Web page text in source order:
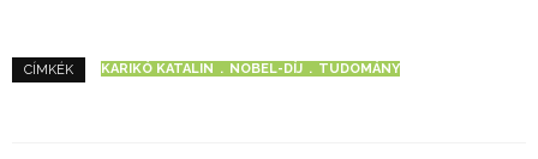
CÍMKÉK KARIKÓ KATALIN NOBEL-DÍJ TUDOMÁNY